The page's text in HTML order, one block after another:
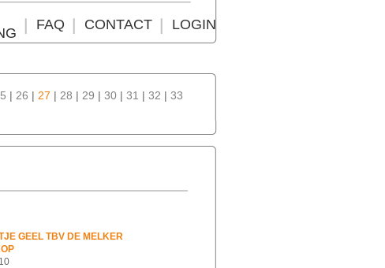
FAQ CONTACT LOGIN
| 26 | 27 | 28 | 29 | 30 | 31 | 32 | 33
GEEL TBV DE MELKER